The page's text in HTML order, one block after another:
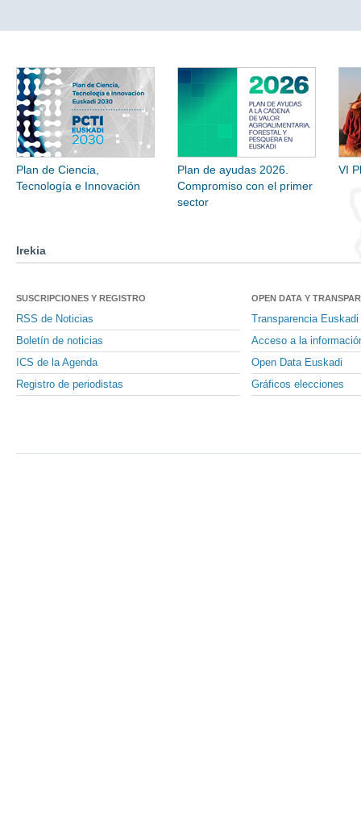
Plan de Ciencia,
Tecnología e Innovación
Plan de ayudas 2026.
Compromiso con el primer
sector
VI
Irekia
SUSCRIPCIONES Y REGISTRO
RSS de Noticias
Boletín de noticias
ICS de la Agenda
Registro de periodistas
OPEN DATA Y
Transparencia Euskadi
Acceso a la
Open Data Euskadi
Gráficos elecciones